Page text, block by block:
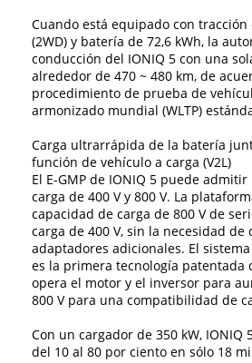
Cuando está equipado con tracción
(2WD) y batería de 72,6 kWh, la
conducción del IONIQ 5 con una
alrededor de 470 ~ 480 km, de
procedimiento de prueba de
armonizado mundial (WLTP)
Carga ultrarrápida de la batería
función de vehículo a carga (V2L)
El E-GMP de IONIQ 5 puede
carga de 400 V y 800 V. La
capacidad de carga de 800 V de
carga de 400 V, sin la necesidad de
adaptadores adicionales. El
es la primera tecnología patentada
opera el motor y el inversor para
800 V para una compatibilidad de
Con un cargador de 350 kW, IONIQ
del 10 al 80 por ciento en sólo 18